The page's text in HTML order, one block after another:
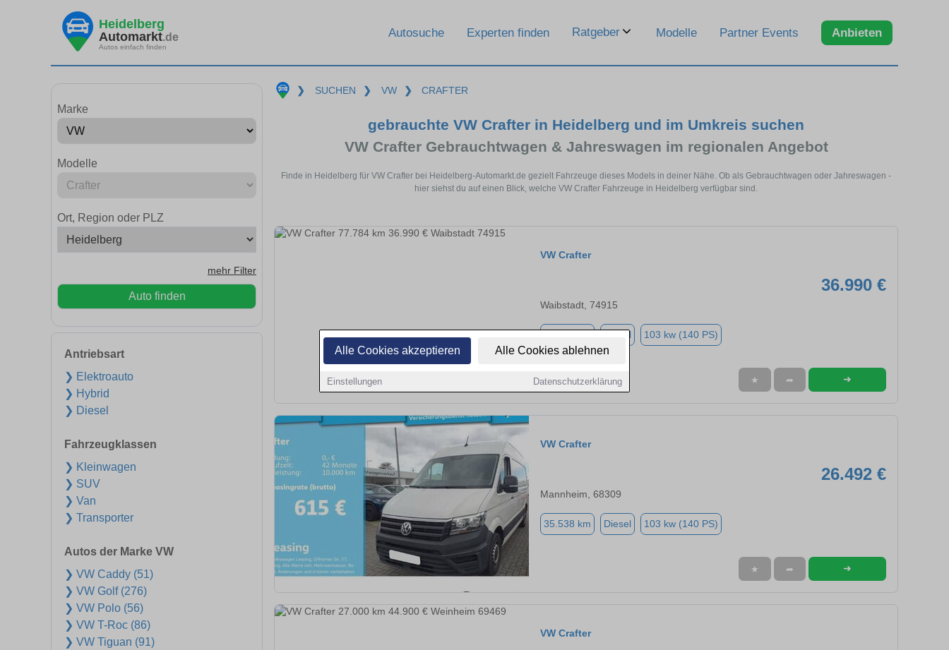
Alle Cookies akzeptieren Alle Cookies ablehnen
Einstellungen Datenschutzerklärung
Heidelberg
Automarkt.de
Autos einfach finden
Autosuche Experten finden Ratgeber Modelle Partner Events Anbieten
Marke
Modelle
Ort, Region oder PLZ
mehr Filter
Auto finden
Antriebsart
❯ Elektroauto
❯ Hybrid
❯ Diesel
Fahrzeugklassen
❯ Kleinwagen
❯ SUV
❯ Van
❯ Transporter
Autos der Marke VW
❯ VW Caddy (51)
❯ VW Golf (276)
❯ VW Polo (56)
❯ VW T-Roc (86)
❯ VW Tiguan (91)
❯ SUCHEN ❯ VW ❯ CRAFTER
gebrauchte VW Crafter in Heidelberg und im Umkreis suchen
VW Crafter Gebrauchtwagen & Jahreswagen im regionalen Angebot
Finde in Heidelberg für VW Crafter bei Heidelberg-Automarkt.de gezielt Fahrzeuge dieses Models in deiner Nähe. Ob als Gebrauchtwagen oder Jahreswagen -
hier siehst du auf einen Blick, welche VW Crafter Fahrzeuge in Heidelberg verfügbar sind.
VW Crafter
36.990 €
Waibstadt, 74915
Diesel 103 kw (140 PS)
★ ➦ ➜
VW Crafter
26.492 €
Mannheim, 68309
35.538 km Diesel 103 kw (140 PS)
★ ➦ ➜
VW Crafter